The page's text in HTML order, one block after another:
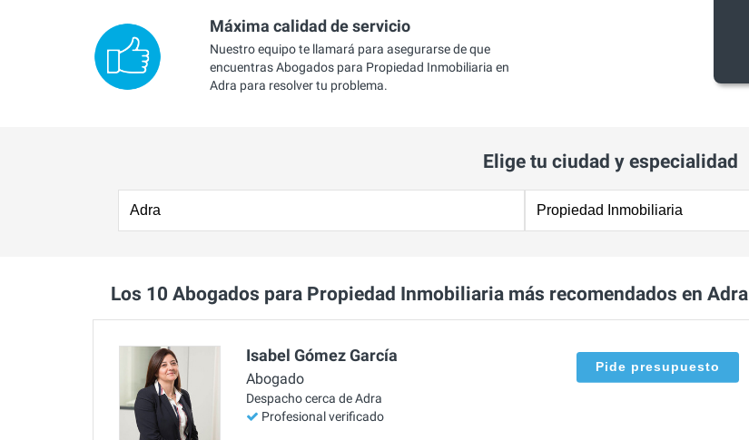
Máxima calidad de servicio
Nuestro equipo te llamará para asegurarse de que
encuentras Abogados para Propiedad Inmobiliaria en
Adra para resolver tu problema.
Elige tu ciudad y especialidad
Los 10 Abogados para Propiedad Inmobiliaria más recomendados en Adra
Isabel Gómez García
Abogado
Despacho cerca de Adra
Profesional verificado
Pide presupuesto